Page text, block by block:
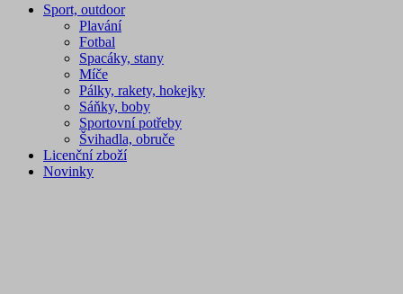
Sport, outdoor
Plavání
Fotbal
Spacáky, stany
Míče
Pálky, rakety, hokejky
Sáňky, boby
Sportovní potřeby
Švihadla, obruče
Licenční zboží
Novinky